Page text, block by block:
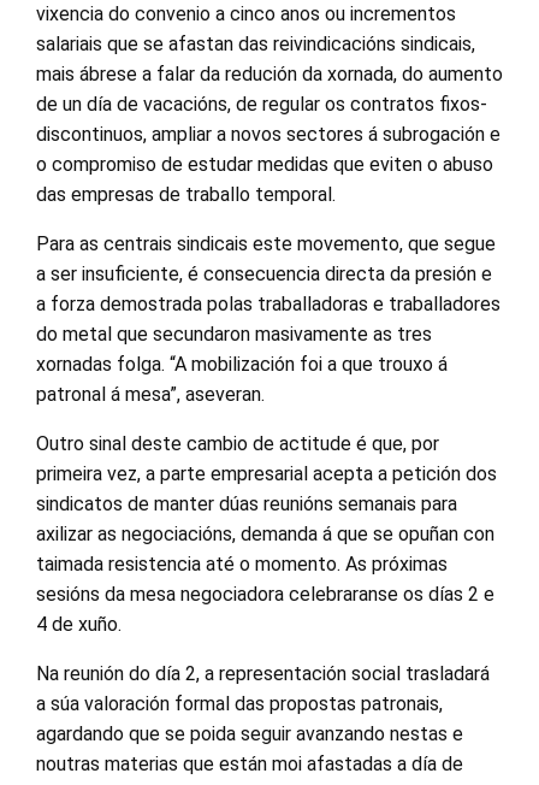
vixencia do convenio a cinco anos ou incrementos
salariais que se afastan das reivindicacións sindicais,
mais ábrese a falar da redución da xornada, do aumento
de un día de vacacións, de regular os contratos fixos-
discontinuos, ampliar a novos sectores á subrogación e
o compromiso de estudar medidas que eviten o abuso
das empresas de traballo temporal.
Para as centrais sindicais este movemento, que segue
a ser insuficiente, é consecuencia directa da presión e
a forza demostrada polas traballadoras e traballadores
do metal que secundaron masivamente as tres
xornadas folga. “A mobilización foi a que trouxo á
patronal á mesa”, aseveran.
Outro sinal deste cambio de actitude é que, por
primeira vez, a parte empresarial acepta a petición dos
sindicatos de manter dúas reunións semanais para
axilizar as negociacións, demanda á que se opuñan con
taimada resistencia até o momento. As próximas
sesións da mesa negociadora celebraranse os días 2 e
4 de xuño.
Na reunión do día 2, a representación social trasladará
a súa valoración formal das propostas patronais,
agardando que se poida seguir avanzando nestas e
noutras materias que están moi afastadas a día de